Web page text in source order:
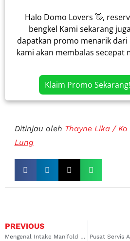
Halo Domo Lovers 👋,
bengkel Kami sekarang
dapatkan promo menarik dari
kami akan membalas secepat
Klaim Promo Sekarang!
Ditinjau oleh Thayne Lika / Ko
Lung
PREVIOUS
Mengenal Intake Manifold di Mesin Mobil